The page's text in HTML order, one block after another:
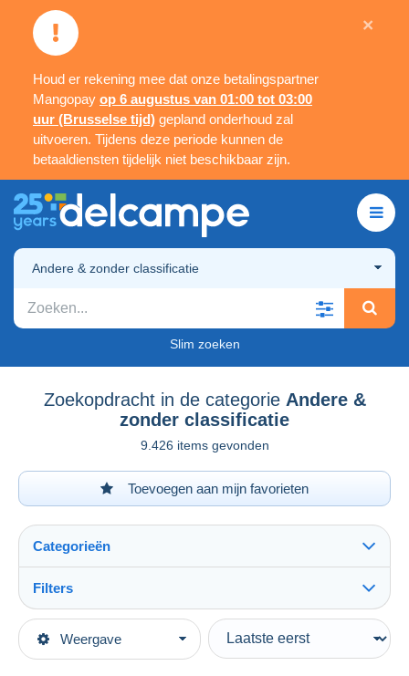
Houd er rekening mee dat onze betalingspartner
Mangopay op 6 augustus van 01:00 tot 03:00
uur (Brusselse tijd) gepland onderhoud zal
uitvoeren. Tijdens deze periode kunnen de
betaaldiensten tijdelijk niet beschikbaar zijn.
×
Andere & zonder classificatie
Slim zoeken
Zoekopdracht in de categorie Andere &
zonder classificatie
9.426 items gevonden
Toevoegen aan mijn favorieten
Weergave
Categorieën
Topcategorieën
Filters
Type verkopen
Actief